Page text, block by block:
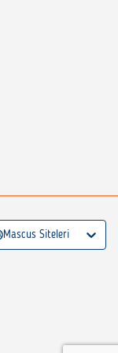
Mascus Siteleri